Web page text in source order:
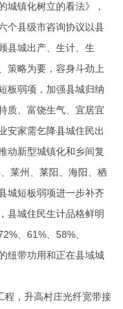
城镇化树立的看法》，
个县级市咨询协议以县
县城出产、生计、生
策略为要，容身斗劲上
板弱项，加强县城归纳
质、富饶生气、宜居宜
安家需乞降县城住民出
动新型城镇化和乡间复
莱州、莱阳、海阳、栖
城短板弱项进一步补齐
县城住民生计品格鲜明
、61%、58%、
纽带功用和正在县域城
，升高村庄光纤宽带接